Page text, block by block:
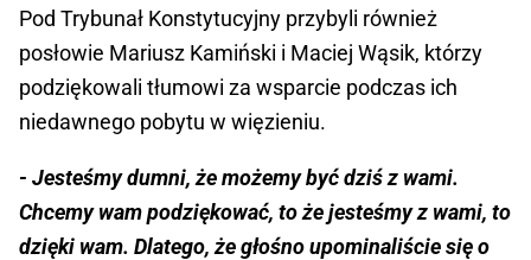
Pod Trybunał Konstytucyjny przybyli również
posłowie Mariusz Kamiński i Maciej Wąsik, którzy
podziękowali tłumowi za wsparcie podczas ich
niedawnego pobytu w więzieniu.
- Jesteśmy dumni, że możemy być dziś z wami.
Chcemy wam podziękować, to że jesteśmy z wami, to
dzięki wam. Dlatego, że głośno upominaliście się o